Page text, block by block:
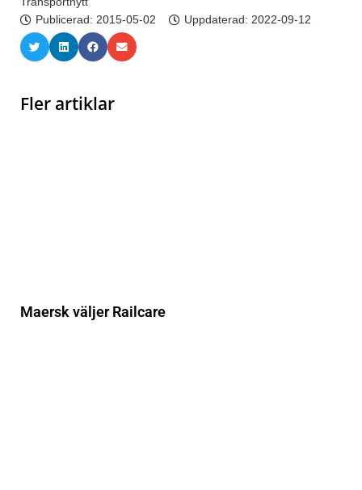
Publicerad: 2015-05-02 Uppdaterad: 2022-09-12
Fler artiklar
Maersk väljer Railcare